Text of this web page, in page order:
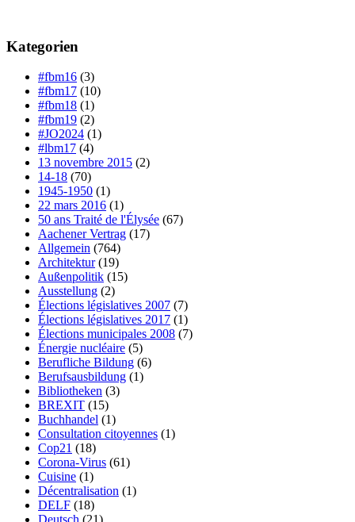
Kategorien
#fbm16 (3)
#fbm17 (10)
#fbm18 (1)
#fbm19 (2)
#JO2024 (1)
#lbm17 (4)
13 novembre 2015 (2)
14-18 (70)
1945-1950 (1)
22 mars 2016 (1)
50 ans Traité de l'Élysée (67)
Aachener Vertrag (17)
Allgemein (764)
Architektur(19)
Außenpolitik (15)
Ausstellung (2)
Élections législatives 2007 (7)
Élections législatives 2017 (1)
Élections municipales 2008 (7)
Énergie nucléaire (5)
Berufliche Bildung (6)
Berufsausbildung (1)
Bibliotheken (3)
BREXIT (15)
Buchhandel (1)
Consultation citoyennes (1)
Cop21 (18)
Corona-Virus (61)
Cuisine (1)
Décentralisation (1)
DELF (18)